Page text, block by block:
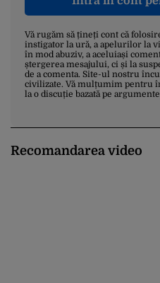
Vă rugăm să țineți cont că
instigator la ură, a apelurilor la
în mod abuziv, a aceluiași
ștergerea mesajului, ci și la
de a comenta. Site-ul nostru
civilizate. Vă mulțumim pentru
la o discuție bazată pe
Recomandarea video